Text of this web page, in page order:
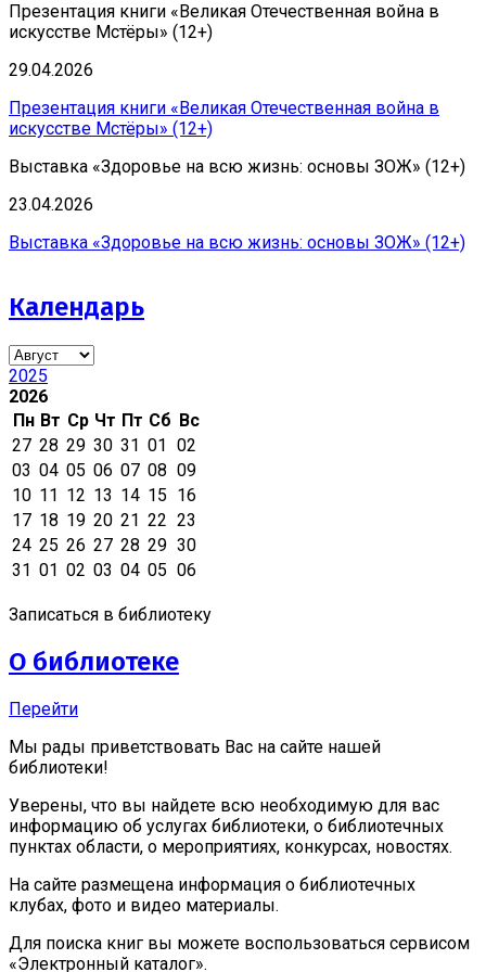
Презентация книги «Великая Отечественная война в
искусстве Мстёры» (12+)
29.04.2026
Презентация книги «Великая Отечественная война в
искусстве Мстёры» (12+)
Выставка «Здоровье на всю жизнь: основы ЗОЖ» (12+)
23.04.2026
Выставка «Здоровье на всю жизнь: основы ЗОЖ» (12+)
Календарь
2025
2026
Пн Вт Ср Чт Пт Сб Вс
27 28 29 30 31 01 02
03 04 05 06 07 08 09
10 11 12 13 14 15 16
17 18 19 20 21 22 23
24 25 26 27 28 29 30
31 01 02 03 04 05 06
Записаться в библиотеку
О библиотеке
Перейти
Мы рады приветствовать Вас на сайте нашей
библиотеки!
Уверены, что вы найдете всю необходимую для вас
информацию об услугах библиотеки, о библиотечных
пунктах области, о мероприятиях, конкурсах, новостях.
На сайте размещена информация о библиотечных
клубах, фото и видео материалы.
Для поиска книг вы можете воспользоваться сервисом
«Электронный каталог».